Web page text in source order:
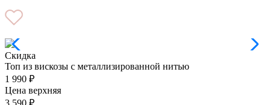
Скидка
Топ из вискозы с металлизированной нитью
1 990 ₽
Цена верхняя
3 590 ₽